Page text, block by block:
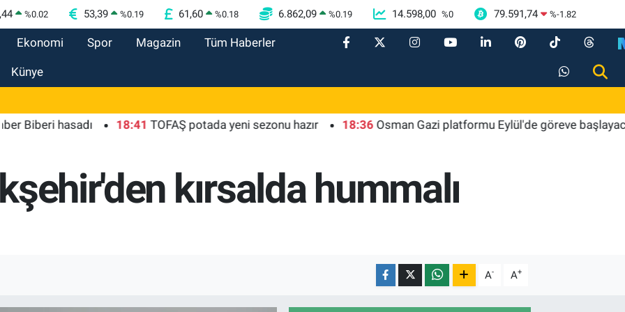
%0.02 53,39 %0.19 61,60 %0.18 6.862,09 %0.19 14.598,00 %0 79.591,74 %-1.82
Ekonomi Spor Magazin Tüm Haberler
Künye
hasadı 18:41 TOFAŞ potada yeni sezonu hazır 18:36 Osman Gazi platformu Eylül'de göreve başlayacak...
kırsalda hummalı
A- A+